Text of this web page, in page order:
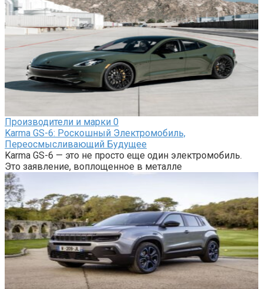
Производители и марки 0
Karma GS-6: Роскошный Электромобиль,
Переосмысливающий Будущее
Karma GS-6 — это не просто еще один электромобиль.
Это заявление, воплощенное в металле